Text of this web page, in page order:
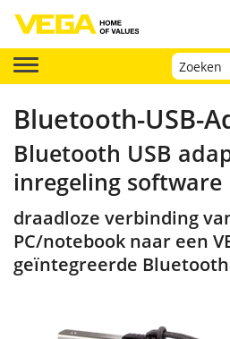
Bluetooth-USB-
Bluetooth USB
inregeling software
draadloze verbinding
PC/notebook naar een
geïntegreerde Bluetooth